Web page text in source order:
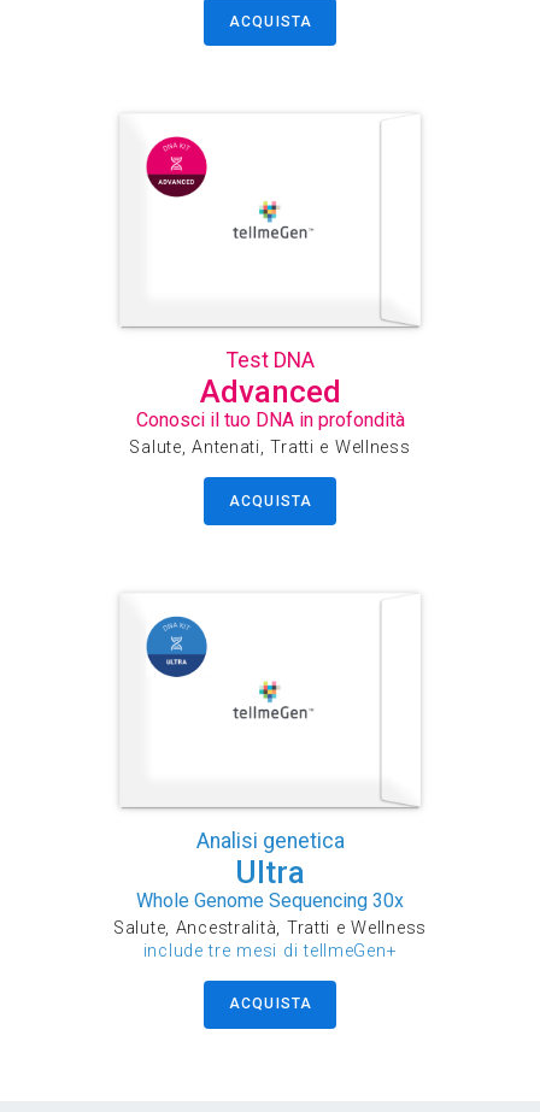
ACQUISTA
Test DNA
Advanced
Conosci il tuo DNA in profondità
Salute, Antenati, Tratti e Wellness
ACQUISTA
Analisi genetica
Ultra
Whole Genome Sequencing 30x
Salute, Ancestralità, Tratti e Wellness
include tre mesi di tellmeGen+
ACQUISTA